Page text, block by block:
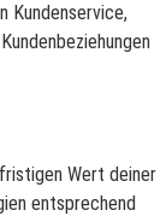
Kundenservice,
Wert deiner
entsprechend